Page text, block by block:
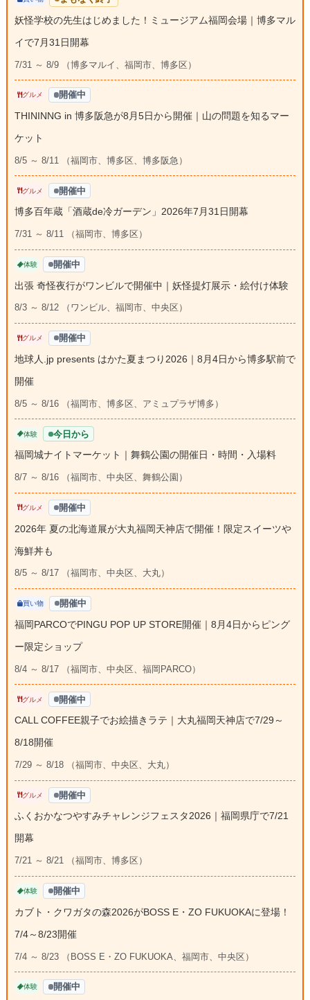
妖怪学校の先生はじめました！ミュージアム福岡会場｜博多マル
イで7月31日開幕
7/31 ～ 8/9 （博多マルイ、福岡市、博多区）
グルメ 開催中
THININNG in 博多阪急が8月5日から開催｜山の問題を知るマー
ケット
8/5 ～ 8/11 （福岡市、博多区、博多阪急）
グルメ 開催中
博多百年蔵「酒蔵de冷ガーデン」2026年7月31日開幕
7/31 ～ 8/11 （福岡市、博多区）
体験 開催中
出張 奇怪夜行がワンビルで開催中｜妖怪提灯展示・絵付け体験
8/3 ～ 8/12 （ワンビル、福岡市、中央区）
グルメ 開催中
地球人.jp presents はかた夏まつり2026｜8月4日から博多駅前で
開催
8/5 ～ 8/16 （福岡市、博多区、アミュプラザ博多）
体験 今日から
福岡城ナイトマーケット｜舞鶴公園の開催日・時間・入場料
8/7 ～ 8/16 （福岡市、中央区、舞鶴公園）
グルメ 開催中
2026年 夏の北海道展が大丸福岡天神店で開催！限定スイーツや
海鮮丼も
8/5 ～ 8/17 （福岡市、中央区、大丸）
買い物 開催中
福岡PARCOでPINGU POP UP STORE開催｜8月4日からピング
ー限定ショップ
8/4 ～ 8/17 （福岡市、中央区、福岡PARCO）
グルメ 開催中
CALL COFFEE親子でお絵描きラテ｜大丸福岡天神店で7/29～
8/18開催
7/29 ～ 8/18 （福岡市、中央区、大丸）
グルメ 開催中
ふくおかなつやすみチャレンジフェスタ2026｜福岡県庁で7/21
開幕
7/21 ～ 8/21 （福岡市、博多区）
体験 開催中
カブト・クワガタの森2026がBOSS E・ZO FUKUOKAに登場！
7/4～8/23開催
7/4 ～ 8/23 （BOSS E・ZO FUKUOKA、福岡市、中央区）
体験 開催中